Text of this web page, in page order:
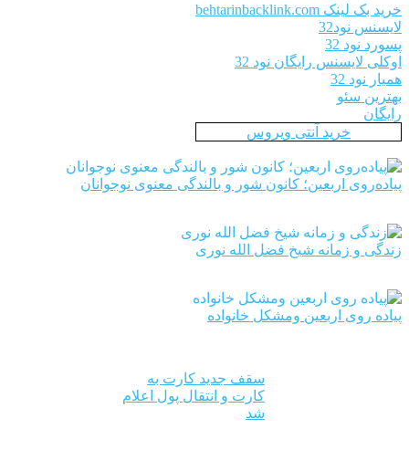
خرید بک لینک behtarinbacklink.com
لایسنس نود32
پسورد نود 32
اوکلی لایسنس رایگان نود 32
همیار نود 32
بهترین سئو
رایگان
خرید آنتی ویروس
پیاده‌روی اربعین؛ کانون شور و بالندگی معنوی نوجوانان
زندگی و زمانه شیخ فضل الله نوری
پیاده روی اربعین ومشکل خانواده
سقف جدید کارت به
کارت و انتقال پول اعلام
شد